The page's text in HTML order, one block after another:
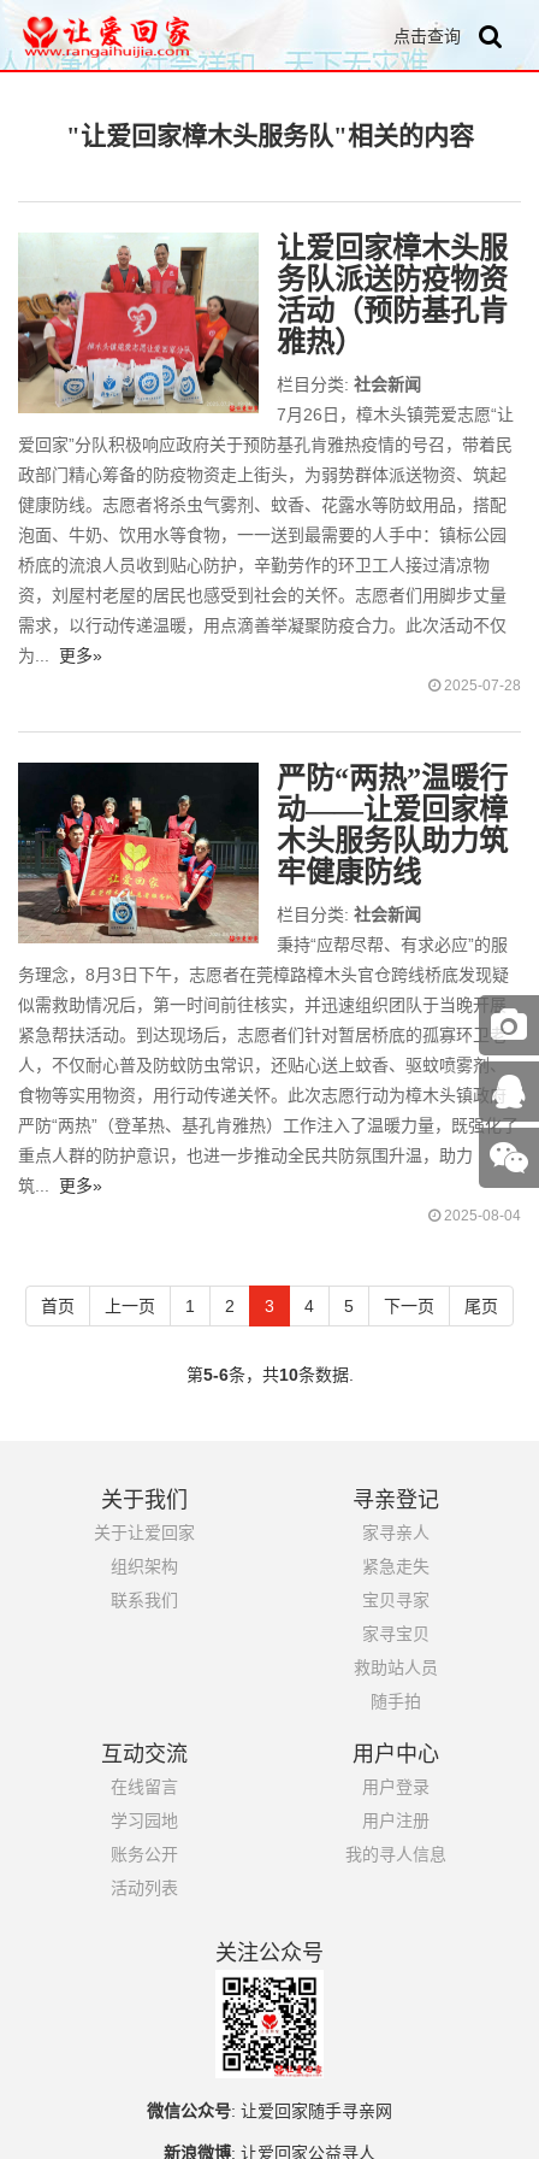
点击查询
"让爱回家樟木头服务队"相关的内容
让爱回家樟木头服
务队派送防疫物资
活动（预防基孔肯
雅热）
栏目分类: 社会新闻
7月26日，樟木头镇莞爱志愿“让
爱回家”分队积极响应政府关于预防基孔肯雅热疫情的号召，带着民
政部门精心筹备的防疫物资走上街头，为弱势群体派送物资、筑起
健康防线。志愿者将杀虫气雾剂、蚊香、花露水等防蚊用品，搭配
泡面、牛奶、饮用水等食物，一一送到最需要的人手中：镇标公园
桥底的流浪人员收到贴心防护，辛勤劳作的环卫工人接过清凉物
资，刘屋村老屋的居民也感受到社会的关怀。志愿者们用脚步丈量
需求，以行动传递温暖，用点滴善举凝聚防疫合力。此次活动不仅
为... 更多»
2025-07-28
严防“两热”温暖行
动——让爱回家樟
木头服务队助力筑
牢健康防线
栏目分类: 社会新闻
秉持“应帮尽帮、有求必应”的服
务理念，8月3日下午，志愿者在莞樟路樟木头官仓跨线桥底发现疑
似需救助情况后，第一时间前往核实，并迅速组织团队于当晚开展
紧急帮扶活动。到达现场后，志愿者们针对暂居桥底的孤寡环卫老
人，不仅耐心普及防蚊防虫常识，还贴心送上蚊香、驱蚊喷雾剂、
食物等实用物资，用行动传递关怀。此次志愿行动为樟木头镇政府
严防“两热”（登革热、基孔肯雅热）工作注入了温暖力量，既强化了
重点人群的防护意识，也进一步推动全民共防氛围升温，助力
筑... 更多»
2025-08-04
首页 上一页 1 2 3 4 5 下一页 尾页
第5-6条，共10条数据.
关于我们
关于让爱回家
组织架构
联系我们
寻亲登记
家寻亲人
紧急走失
宝贝寻家
家寻宝贝
救助站人员
随手拍
互动交流
在线留言
学习园地
账务公开
活动列表
用户中心
用户登录
用户注册
我的寻人信息
关注公众号
微信公众号: 让爱回家随手寻亲网
新浪微博: 让爱回家公益寻人